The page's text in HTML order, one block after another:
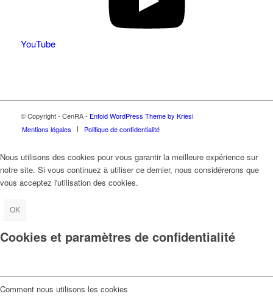
YouTube
© Copyright - CenRA - Enfold WordPress Theme by Kriesi
Mentions légales
Politique de confidentialité
Nous utilisons des cookies pour vous garantir la meilleure expérience sur
notre site. Si vous continuez à utiliser ce dernier, nous considérerons que
vous acceptez l'utilisation des cookies.
OK
Cookies et paramètres de confidentialité
Comment nous utilisons les cookies